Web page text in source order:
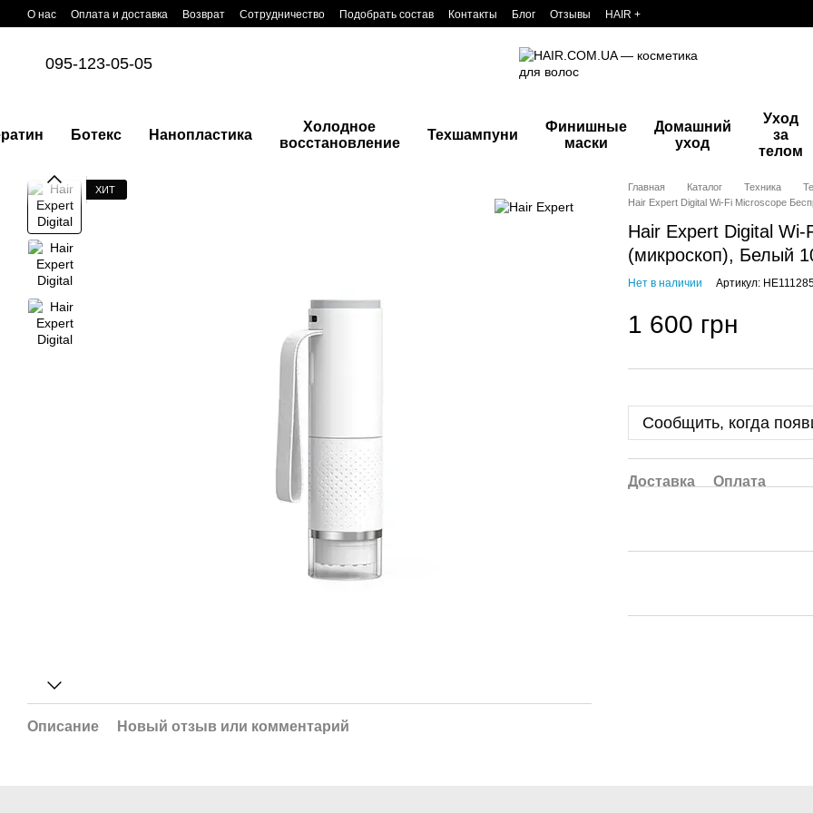
Перейти к основному контенту
О нас Оплата и доставка Возврат Сотрудничество Подобрать состав Контакты Блог Отзывы HAIR +
095-123-05-05
Ботекс Нанопластика
Холодное
восстановление
Техшампуни
Финишные
маски
Домашний
уход
Уход
за
телом
ХИТ
Описание Новый отзыв или комментарий
Главная Каталог Техника
Hair Expert Digital Wi-Fi Microscope
Hair Expert Digital Wi-
(микроскоп), Белый
Нет в наличии Артикул:
1 600 грн
Сообщить, когда
Доставка Оплата